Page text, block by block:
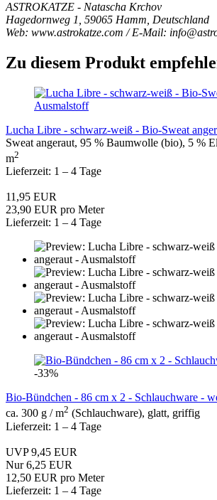
ASTROKATZE - Natascha Krchov
Hagedornweg 1, 59065 Hamm, Deutschland
Web: www.astrokatze.com / E-Mail:
Zu diesem Produkt
Lucha Libre - schwarz-weiß - Bio-Sweat
Sweat angeraut, 95 % Baumwolle (bio), 5 %
m2
Lieferzeit: 1 – 4 Tage
11,95 EUR
23,90 EUR pro Meter
Lieferzeit: 1 – 4 Tage
-33%
Bio-Bündchen - 86 cm x 2 - Schlauchware -
ca. 300 g / m2 (Schlauchware), glatt, griffig
Lieferzeit: 1 – 4 Tage
UVP 9,45 EUR
Nur 6,25 EUR
12,50 EUR pro Meter
Lieferzeit: 1 – 4 Tage